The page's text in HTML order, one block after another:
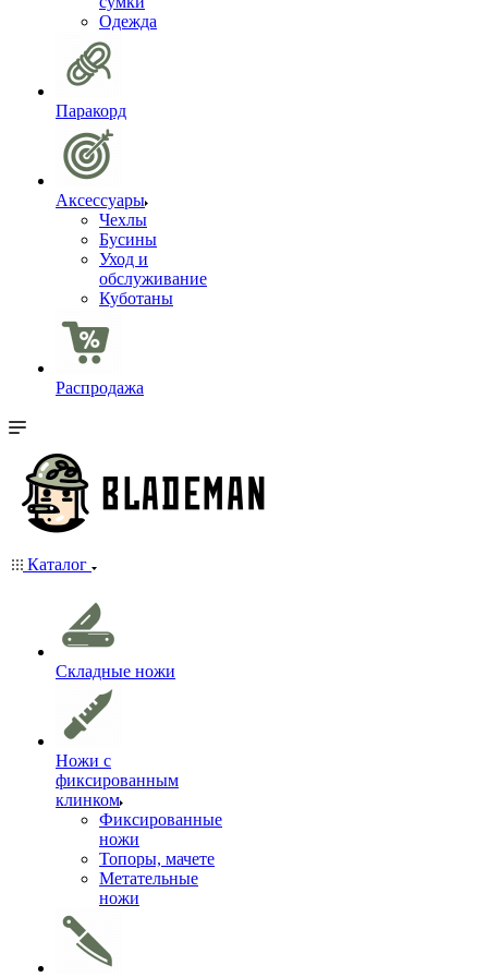
Одежда
Паракорд
Аксессуары
Чехлы
Бусины
Уход и
обслуживание
Куботаны
Распродажа
Каталог
Складные ножи
Ножи с
фиксированным
клинком
Фиксированные
ножи
Топоры, мачете
Метательные
ножи